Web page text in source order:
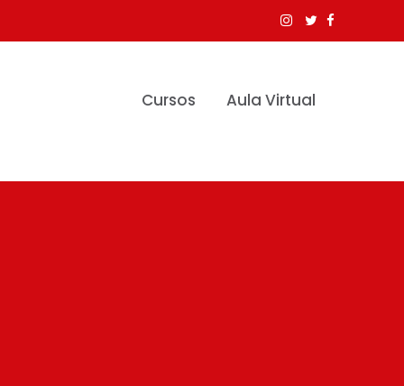
Cursos Aula Virtual